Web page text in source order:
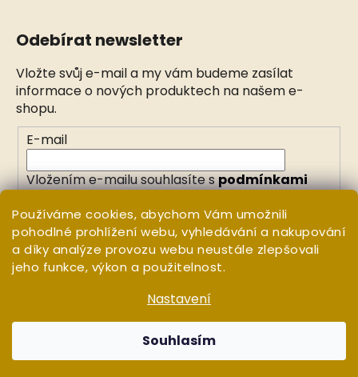
Používáme cookies, abychom Vám umožnili
pohodlné prohlížení webu, vyhledávání a nakupování
a díky analýze provozu webu neustále zlepšovali
jeho funkce, výkon a použitelnost.
Nastavení
Souhlasím
Odebírat newsletter
Vložte svůj e-mail a my vám budeme zasílat
informace o nových produktech na našem e-
shopu.
E-mail
Vložením e-mailu souhlasíte spodmínkami
PŘIHLÁSIT SE
Vytvořil Shoptet
WHITE ORCHID